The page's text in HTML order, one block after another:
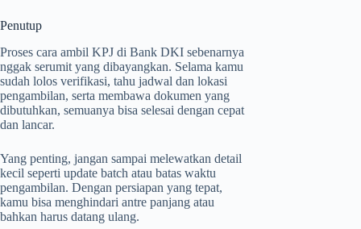
Penutup
Proses cara ambil KPJ di Bank DKI sebenarnya
nggak serumit yang dibayangkan. Selama kamu
sudah lolos verifikasi, tahu jadwal dan lokasi
pengambilan, serta membawa dokumen yang
dibutuhkan, semuanya bisa selesai dengan cepat
dan lancar.
Yang penting, jangan sampai melewatkan detail
kecil seperti update batch atau batas waktu
pengambilan. Dengan persiapan yang tepat,
kamu bisa menghindari antre panjang atau
bahkan harus datang ulang.